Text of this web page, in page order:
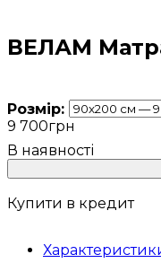
ВЕЛАМ
Розмір:
9 700грн
Купити в кредит